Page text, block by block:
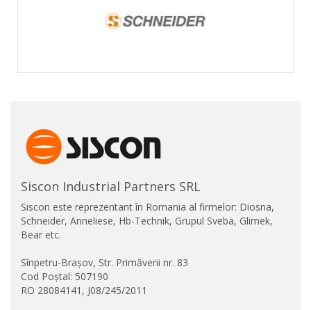
Siscon Industrial Partners SRL
Siscon este reprezentant în Romania al firmelor: Diosna,
Schneider, Anneliese, Hb-Technik, Grupul Sveba, Glimek,
Bear etc.
Sînpetru-Brașov, Str. Primăverii nr. 83
Cod Poștal: 507190
RO 28084141, J08/245/2011